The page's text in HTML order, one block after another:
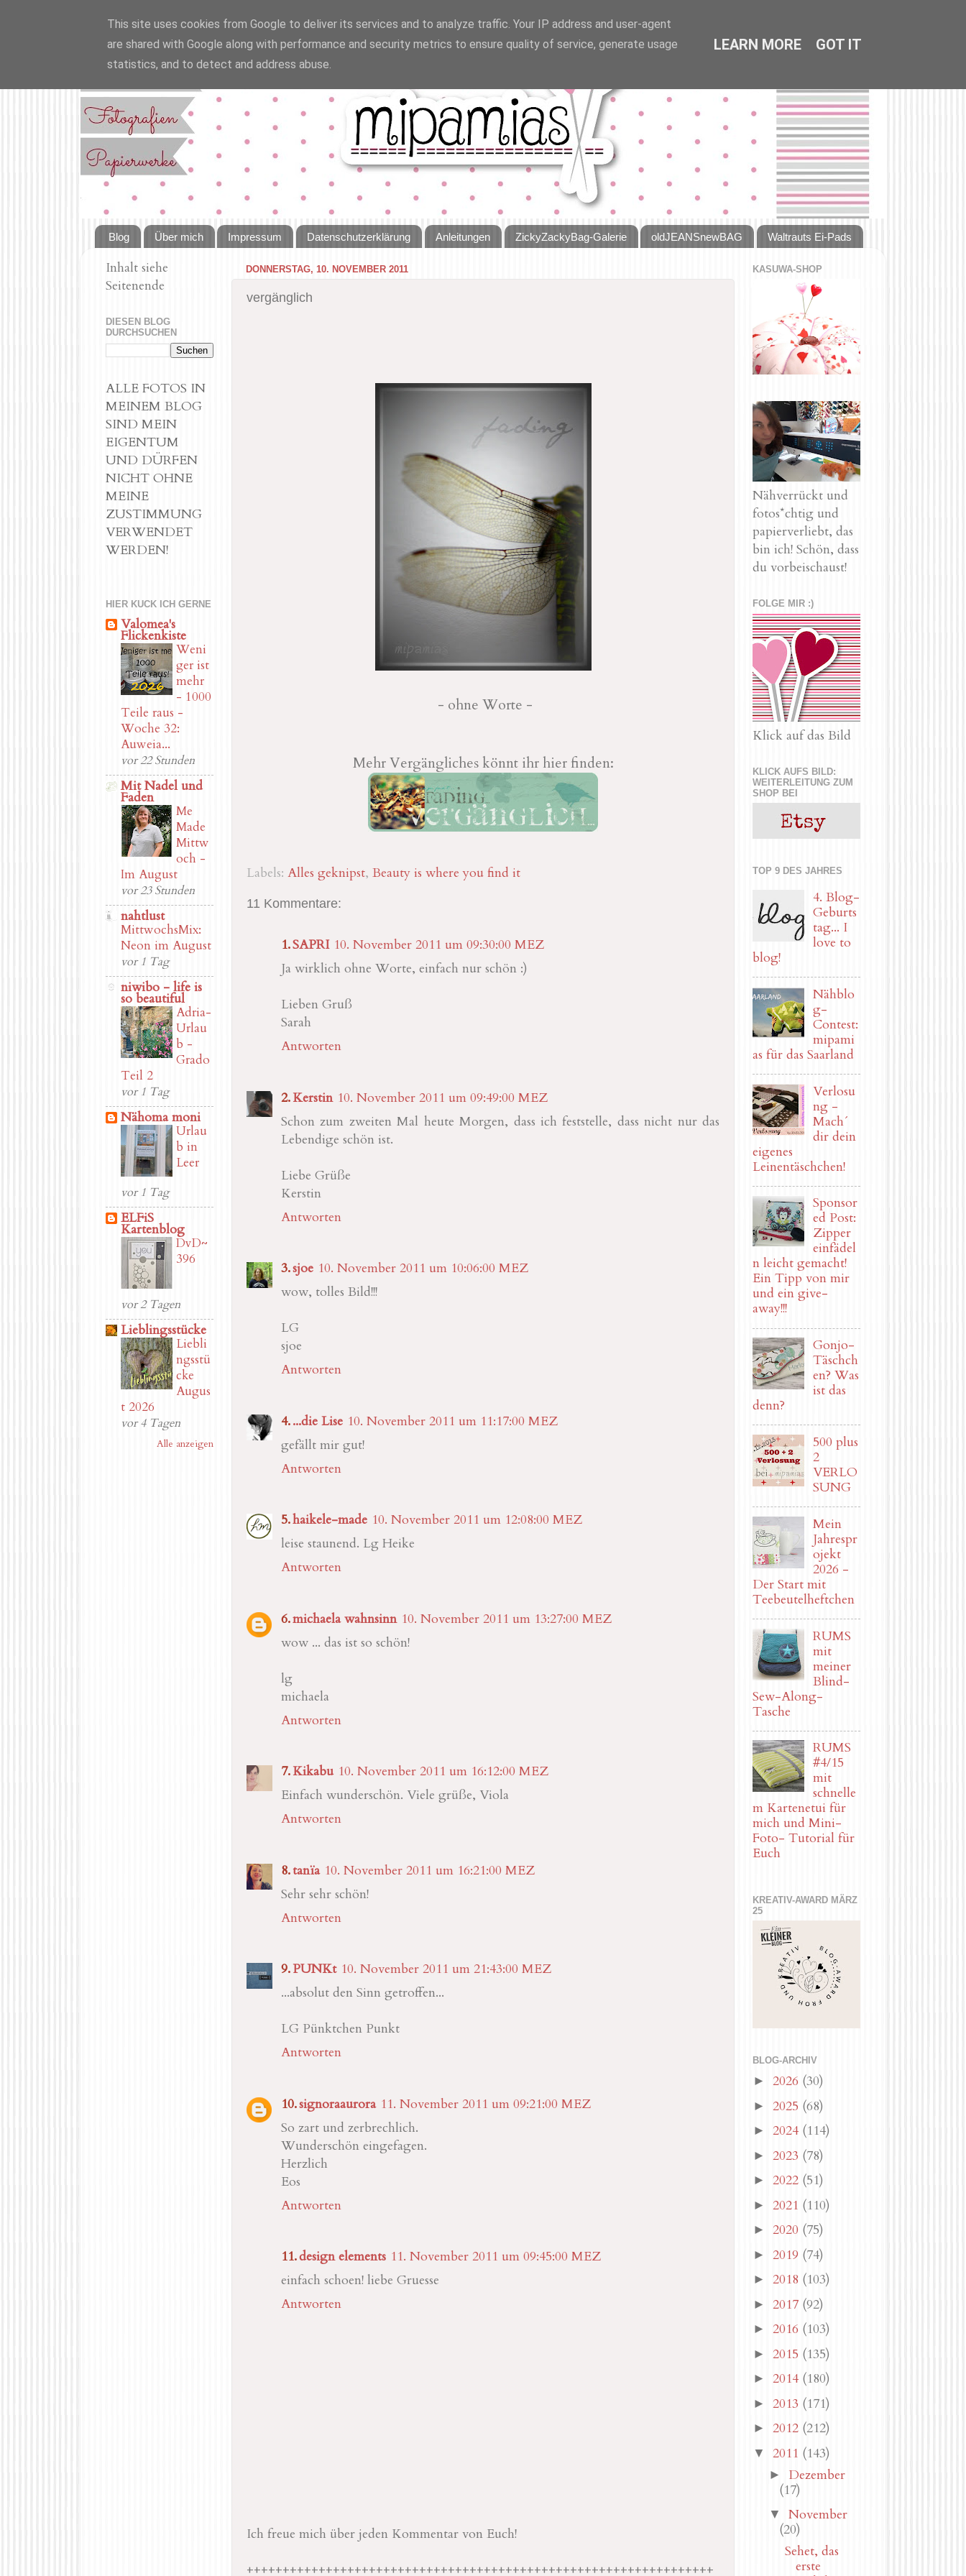
Blog Über mich Impressum Datenschutzerklärung Anleitungen ZickyZackyBag-Galerie oldJEANSnewBAG Waltrauts Ei-Pads
DONNERSTAG, 10. NOVEMBER 2011
vergänglich
- ohne Worte -
Mehr Vergängliches könnt ihr hier finden:
Labels: Alles geknipst, Beauty is where you find it
11 Kommentare:
SAPRI 10. November 2011 um 09:30:00 MEZ
Ja wirklich ohne Worte, einfach nur schön :)
Lieben Gruß
Sarah
Antworten
Kerstin 10. November 2011 um 09:49:00 MEZ
Schon zum zweiten Mal heute Morgen, dass ich feststelle, dass nicht nur das
Lebendige schön ist.
Liebe Grüße
Kerstin
Antworten
sjoe 10. November 2011 um 10:06:00 MEZ
wow, tolles Bild!!!
LG
sjoe
Antworten
...die Lise 10. November 2011 um 11:17:00 MEZ
gefällt mir gut!
Antworten
haikele-made 10. November 2011 um 12:08:00 MEZ
leise staunend. Lg Heike
Antworten
michaela wahnsinn 10. November 2011 um 13:27:00 MEZ
wow ... das ist so schön!
lg
michaela
Antworten
Kikabu 10. November 2011 um 16:12:00 MEZ
Einfach wunderschön. Viele grüße, Viola
Antworten
tanïa 10. November 2011 um 16:21:00 MEZ
Sehr sehr schön!
Antworten
PUNKt 10. November 2011 um 21:43:00 MEZ
...absolut den Sinn getroffen...
LG Pünktchen Punkt
Antworten
signoraaurora 11. November 2011 um 09:21:00 MEZ
So zart und zerbrechlich.
Wunderschön eingefagen.
Herzlich
Eos
Antworten
design elements 11. November 2011 um 09:45:00 MEZ
einfach schoen! liebe Gruesse
Antworten
Ich freue mich über jeden Kommentar von Euch!
+++++++++++++++++++++++++++++++++++++++++++++++++++++++++++++++++
Inhalt siehe
Seitenende
DIESEN BLOG
DURCHSUCHEN
ALLE FOTOS IN
MEINEM BLOG
SIND MEIN
EIGENTUM
UND DÜRFEN
NICHT OHNE
MEINE
ZUSTIMMUNG
VERWENDET
WERDEN!
HIER KUCK ICH GERNE
Valomea's
Flickenkiste
Weni
ger ist
mehr
- 1000
Teile raus -
Woche 32:
Auweia...
vor 22 Stunden
Mit Nadel und
Faden
Me
Made
Mittw
och -
Im August
vor 23 Stunden
nahtlust
MittwochsMix:
Neon im August
vor 1 Tag
niwibo - life is
so beautiful
Adria-
Urlau
b -
Grado
Teil 2
vor 1 Tag
Nähoma moni
Urlau
b in
Leer
vor 1 Tag
ELFiS
Kartenblog
DvD~
396
vor 2 Tagen
Lieblingsstücke
Liebli
ngsstü
cke
Augus
t 2026
vor 4 Tagen
Alle anzeigen
KASUWA-SHOP
Nähverrückt und
fotos*chtig und
papierverliebt, das
bin ich! Schön, dass
du vorbeischaust!
FOLGE MIR :)
Klick auf das Bild
KLICK AUFS BILD:
WEITERLEITUNG ZUM
SHOP BEI
TOP 9 DES JAHRES
4. Blog-
Geburts
tag... I
love to
blog!
Nähblo
g-
Contest:
mipami
as für das Saarland
Verlosu
ng -
Mach´
dir dein
eigenes
Leinentäschchen!
Sponsor
ed Post:
Zipper
einfädel
n leicht gemacht!
Ein Tipp von mir
und ein give-
away!!!
Gonjo-
Täschch
en? Was
ist das
denn?
500 plus
2
VERLO
SUNG
Mein
Jahrespr
ojekt
2026 -
Der Start mit
Teebeutelheftchen
RUMS
mit
meiner
Blind-
Sew-Along-
Tasche
RUMS
#4/15
mit
schnelle
m Kartenetui für
mich und Mini-
Foto- Tutorial für
Euch
KREATIV-AWARD MÄRZ
25
BLOG-ARCHIV
► 2026 (30)
► 2025 (68)
► 2024 (114)
► 2023 (78)
► 2022 (51)
► 2021 (110)
► 2020 (75)
► 2019 (74)
► 2018 (103)
► 2017 (92)
► 2016 (103)
► 2015 (135)
► 2014 (180)
► 2013 (171)
► 2012 (212)
▼ 2011 (143)
► Dezember
(17)
▼ November
(20)
Sehet, das
erste
This site uses cookies from Google to deliver its services and to analyze traffic. Your IP address and user-agent
are shared with Google along with performance and security metrics to ensure quality of service, generate usage
statistics, and to detect and address abuse.
LEARN MORE GOT IT